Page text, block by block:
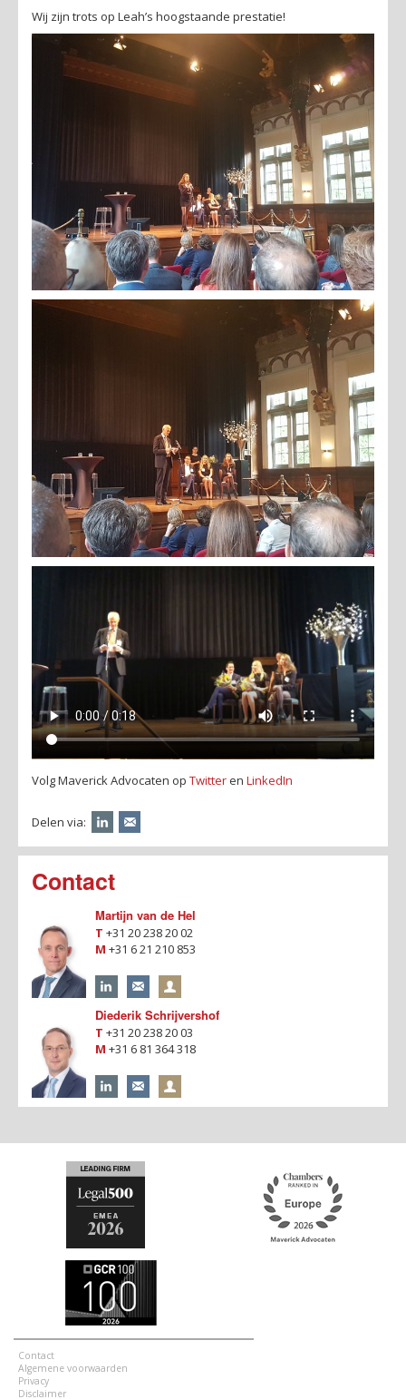
Wij zijn trots op Leah’s hoogstaande prestatie!
Volg Maverick Advocaten op Twitteren LinkedIn
Delen via:
Contact
Martijn van de Hel
T +31 20 238 20 02
M +31 6 21 210 853
Diederik Schrijvershof
T +31 20 238 20 03
M +31 6 81 364 318
Contact
Algemene voorwaarden
Privacy
Disclaimer